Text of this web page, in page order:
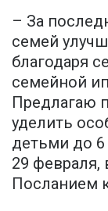
– За
семей
благодаря
семейной
Предлагаю
уделить
детьми до 6
29
Посланием